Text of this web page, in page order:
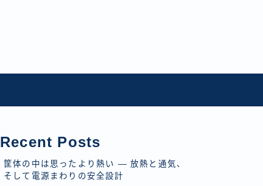
Recent Posts
筐体の中は思ったより熱い — 放熱と通気、
そして電源まわりの安全設計